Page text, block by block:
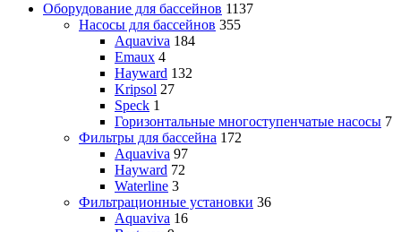
Оборудование для бассейнов 1137
Насосы для бассейнов 355
Aquaviva 184
Emaux 4
Hayward 132
Kripsol 27
Speck 1
Горизонтальные многоступенчатые насосы 7
Фильтры для бассейна 172
Aquaviva 97
Hayward 72
Waterline 3
Фильтрационные установки 36
Aquaviva 16